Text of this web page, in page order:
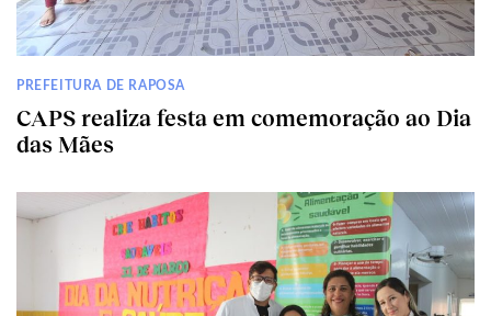
PREFEITURA DE RAPOSA
CAPS realiza festa em comemoração ao Dia
das Mães